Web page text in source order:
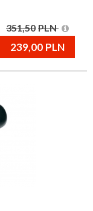
351,50 PLN
239,00 PLN